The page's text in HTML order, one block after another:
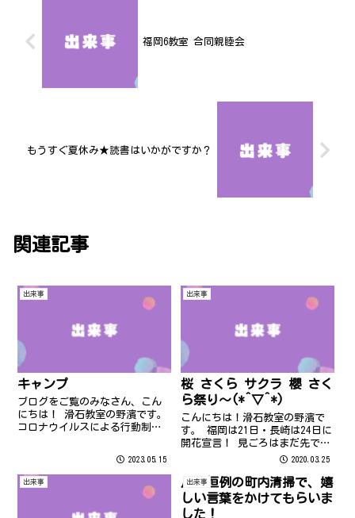
福岡6教室 合同親睦会
もうすぐ夏休み★読書はいかがですか？
関連記事
出来事
キャンプ
ブログをご覧のみなさん、こん
にちは！ 滑石教室の野濱です。
コロナウイルスによる行動制限
に過ごされましたか？
2023.05.15
出来事
桜 さくら サクラ 櫻 さく
ら祭り～(*^▽^*)
こんにちは！滑石教室の野濱で
す。 福岡は21日・長崎は24日に
開花宣言！ 見ごろはまだ先です
が、路地の桜も少しずつ咲き始
感染を広げないために今年はお
花見を自粛するところが多いよ
うですね。 うがい手洗い消毒を
2020.03.25
出来事 出来事
月一恒例の町内清掃で、嬉
しい言葉をかけてもらいま
した！